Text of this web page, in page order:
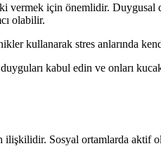
vermek için önemlidir.
olabilir.
kullanarak stres anlarında
kabul edin ve onları
Sosyal ortamlarda aktif